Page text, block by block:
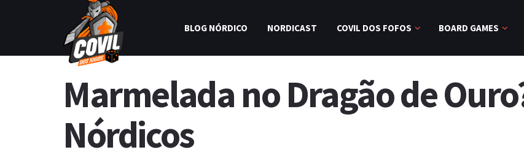
BLOG NÓRDICO NORDICAST COVIL DOS FOFOS BOARD GAMES
Marmelada no Dragão de
Nórdicos